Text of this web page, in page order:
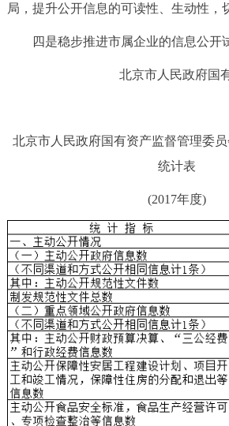
局，提升公开信息的可读性、生动性，
四是稳步推进市属企业的信息公开试
北京市人民政府国
北京市人民政府国有资产监督管理委
统计表
(2017年度)